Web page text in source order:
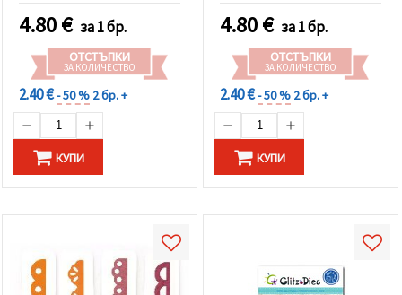
4.80€ за 1 бр.
ОТСТЪПКИ
ЗА КОЛИЧЕСТВО
2.40 €- 50 % 2 бр. +
КУПИ
4.80€ за 1 бр.
ОТСТЪПКИ
ЗА КОЛИЧЕСТВО
2.40 €- 50 % 2 бр. +
КУПИ